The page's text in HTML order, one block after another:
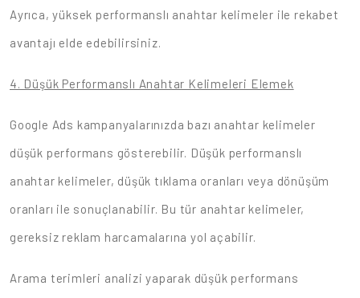
Ayrıca, yüksek performanslı anahtar kelimeler ile rekabet
avantajı elde edebilirsiniz.
4. Düşük Performanslı Anahtar Kelimeleri Elemek
Google Ads kampanyalarınızda bazı anahtar kelimeler
düşük performans gösterebilir. Düşük performanslı
anahtar kelimeler, düşük tıklama oranları veya dönüşüm
oranları ile sonuçlanabilir. Bu tür anahtar kelimeler,
gereksiz reklam harcamalarına yol açabilir.
Arama terimleri analizi yaparak düşük performans